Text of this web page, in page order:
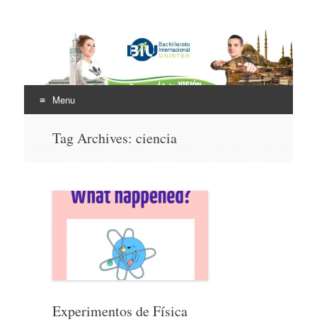
Bachillerato
Internacional Uninter
(BIU)
Menu
Tag Archives: ciencia
Experimentos de Física